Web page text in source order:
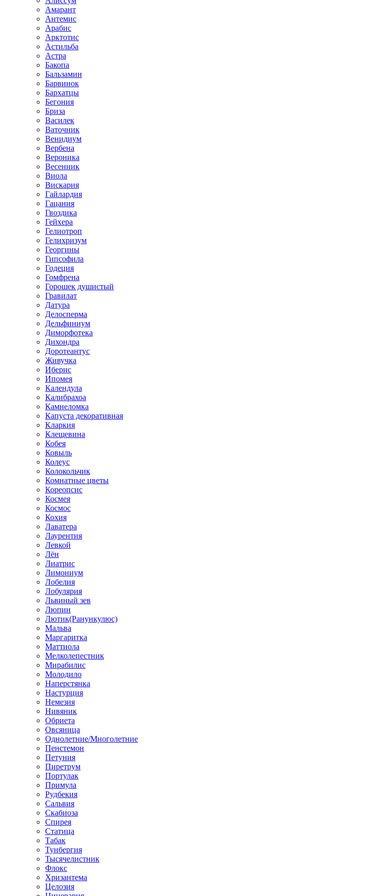
Амарант
Антемис
Арабис
Арктотис
Астильба
Астра
Бакопа
Бальзамин
Барвинок
Бархатцы
Бегония
Бриза
Василек
Ваточник
Венидиум
Вербена
Вероника
Весенник
Виола
Вискария
Гайлардия
Гацания
Гвоздика
Гейхера
Гелиотроп
Гелихризум
Георгины
Гипсофила
Годеция
Гомфрена
Горошек душистый
Гравилат
Датура
Делосперма
Дельфиниум
Диморфотека
Дихондра
Доротеантус
Живучка
Иберис
Ипомея
Календула
Калибрахоа
Камнеломка
Капуста декоративная
Кларкия
Клещевина
Кобея
Ковыль
Колеус
Колокольчик
Комнатные цветы
Кореопсис
Космея
Космос
Кохия
Лаватера
Лаурентия
Левкой
Лён
Лиатрис
Лимониум
Лобелия
Лобулярия
Львиный зев
Люпин
Лютик(Ранункулюс)
Мальва
Маргаритка
Маттиола
Мелколепестник
Мирабилис
Молодило
Наперстянка
Настурция
Немезия
Нивяник
Обриета
Овсяница
Однолетние/Многолетние
Пенстемон
Петуния
Пиретрум
Портулак
Примула
Рудбекия
Сальвия
Скабиоза
Спирея
Статица
Табак
Тунбергия
Тысячелистник
Флокс
Хризантема
Целозия